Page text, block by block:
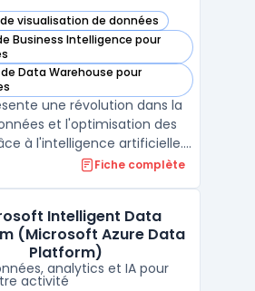
visualisation de données
cette catégorie
Business Intelligence pour
cette catégorie
Data Warehouse pour
cette catégorie
une révolution dans la
et l'optimisation des
à l'intelligence artificielle.
avancée permet aux
de prendre des décisions
...
Fiche complète
Intelligent Data
(Microsoft Azure Data
Platform)
analytics et IA pour
activité